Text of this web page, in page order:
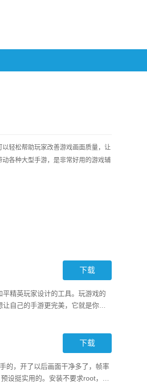
轻松帮助玩家改善游戏画面质量，让
各种大型手游，是非常好用的游戏辅
下载
精英玩家设计的工具。玩游戏的
自己的手游更完美，它就是你的
能轻松上手。它
下载
的，开了以后画面干净多了，帧率
设挺实用的。安装不要求root，界